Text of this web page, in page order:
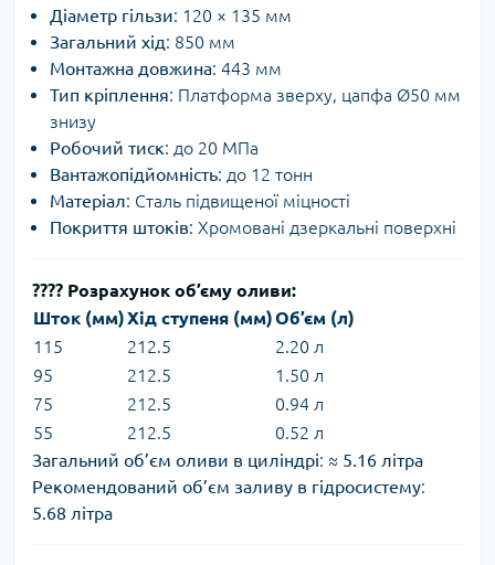
Діаметр гільзи: 120 × 135 мм
Загальний хід: 850 мм
Монтажна довжина: 443 мм
Тип кріплення: Платформа зверху, цапфа Ø50 мм
знизу
Робочий тиск: до 20 МПа
Вантажопідйомність: до 12 тонн
Матеріал: Сталь підвищеної міцності
Покриття штоків: Хромовані дзеркальні поверхні
???? Розрахунок об’єму оливи:
Шток (мм)Хід ступеня (мм)Об’єм (л)
115
212.5
2.20 л
95
212.5
1.50 л
75
212.5
0.94 л
55
212.5
0.52 л
Загальний об’єм оливи в циліндрі: ≈ 5.16 літра
Рекомендований об’єм заливу в гідросистему:
5.68 літра